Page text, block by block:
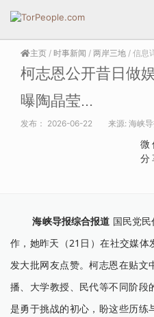
主页 / 时事新闻 / 两岸三地 / 信息
柯志恩公开昔日做
曝陶晶莹...
发布： 2026-06-22 来源: 海峡
微
分
海峡导报综合报道 国民党
作，她昨天（21日）在社交媒体
发大批网友点赞。柯志恩在贴文
播、大学教授、民代等不同阶段
是勇于挑战的初心，盼这些历练